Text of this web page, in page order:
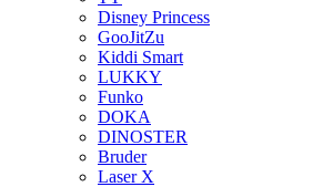
Disney Princess
GooJitZu
Kiddi Smart
LUKKY
Funko
DOKA
DINOSTER
Bruder
Laser X